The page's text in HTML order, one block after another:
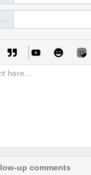
up comments